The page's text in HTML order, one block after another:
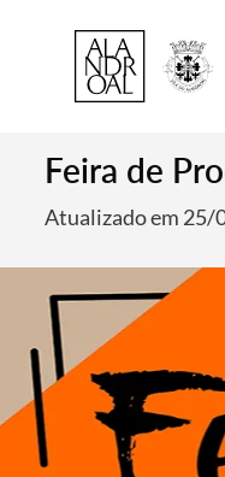
Feira de
Atualizado em 25/